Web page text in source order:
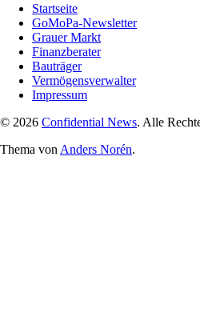
Startseite
GoMoPa-Newsletter
Grauer Markt
Finanzberater
Bauträger
Vermögensverwalter
Impressum
© 2026 Confidential News. Alle
Thema von Anders Norén.